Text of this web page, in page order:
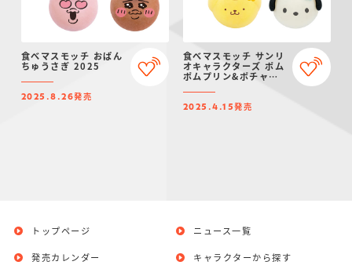
食べマスモッチ おぱん
ちゅうさぎ 2025
2025.8.26発売
食べマスモッチ サンリ
オキャラクターズ ポム
ポムプリン&ポチャッ
2025.4.15発売
トップページ
発売カレンダー
ニュース一覧
キャラクターから探す